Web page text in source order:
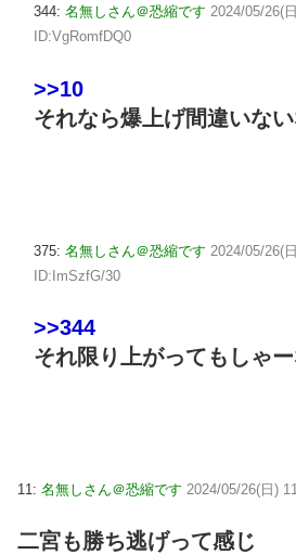
344: 名無しさん＠恐縮です 2024/05/26(
ID:VgRomfDQ0
>>10
それなら爆上げ間違いな
375: 名無しさん＠恐縮です 2024/05/26(
ID:ImSzfG/30
>>344
それ限り上がってもしゃ
11: 名無しさん＠恐縮です 2024/05/26(日)
二宮も勝ち逃げって感じ